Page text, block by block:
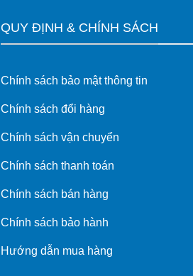
QUY ĐỊNH & CHÍNH SÁCH
Chính sách bảo mật thông tin
Chính sách đổi hàng
Chính sách vận chuyển
Chính sách thanh toán
Chính sách bán hàng
Chính sách bảo hành
Hướng dẫn mua hàng